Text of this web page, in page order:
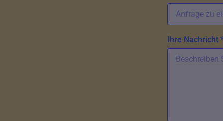
Ihre Nachricht *